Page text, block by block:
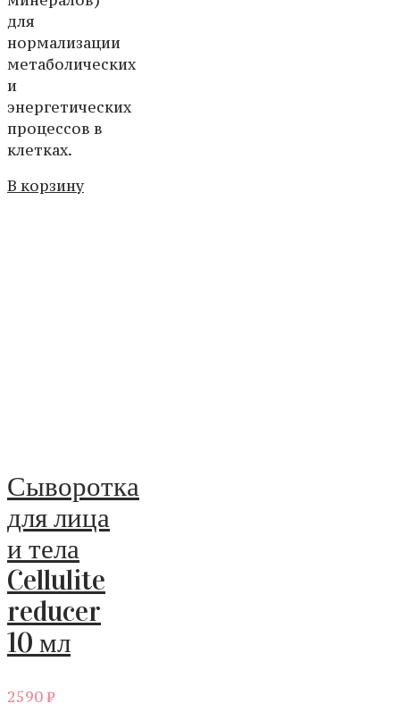
для
нормализации
метаболических
и
энергетических
процессов в
клетках.
В корзину
Сыворотка
для лица
и тела
Cellulite
reducer
10 мл
2590₽